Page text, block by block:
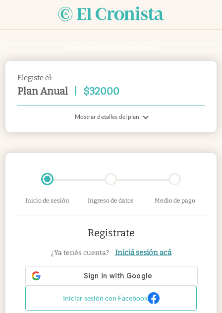
Elegiste el:
Plan Anual $32000
Mostrar detalles del plan
Inicio de sesión Ingreso de datos Medio de pago
Registrate
¿Ya tenés cuenta? Iniciá sesión acá
Iniciar sesión con Facebook